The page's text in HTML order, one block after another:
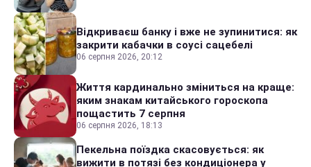
Відкриваєш банку і вже не зупинитися: як
закрити кабачки в соусі сацебелі
06 серпня 2026, 20:12
Життя кардинально зміниться на краще:
яким знакам китайського гороскопа
пощастить 7 серпня
06 серпня 2026, 18:13
Пекельна поїздка скасовується: як
вижити в потязі без кондиціонера у